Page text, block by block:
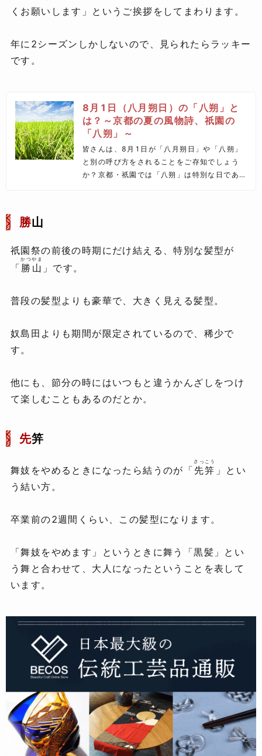
くお願いします」というご挨拶をしてまわります。
年に2シーズンしかしないので、見られたらラッキー
です。
8月1日（八月朔日）の「八朔」と
は？～京都の夏の風物詩、祇園の
「八朔」～
皆さんは、8月1日が「八月朔日」や「八朔」
と別の呼び方をされることをご存知でしょう
か？京都・祇園では「八朔」は特別な日であ
勝山
祇園祭の前後の時期にだけ結える、特別な髪型が
「 勝山
かつやま
」です。
普段の髪型よりも豪華で、大きく見える髪型。
奴島田よりも期間が限定されているので、稀少で
す。
他にも、節分の時にはいつもと違うかんざしをつけ
て楽しむこともあるのだとか。
先笄
舞妓をやめるときになったら結うのが「 先笄
さっこう
」とい
う結い方。
卒業前の2週間くらい、この髪型になります。
「舞妓をやめます」というときに舞う「黒髪」とい
う舞と合わせて、大人になったということを表して
います。